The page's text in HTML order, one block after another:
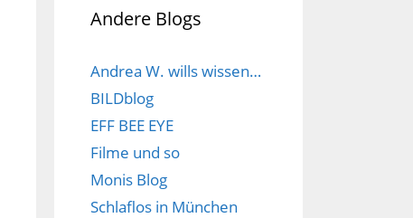
Andere Blogs
Andrea W. wills wissen…
BILDblog
EFF BEE EYE
Filme und so
Monis Blog
Schlaflos in München